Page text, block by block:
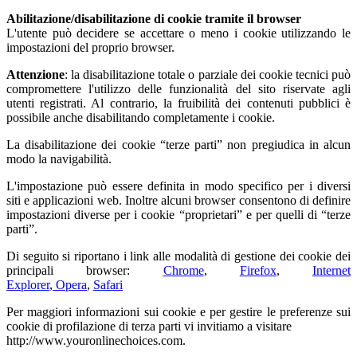
Abilitazione/disabilitazione di cookie tramite il browser
L'utente può decidere se accettare o meno i cookie utilizzando le
impostazioni del proprio browser.
Attenzione: la disabilitazione totale o parziale dei cookie tecnici può
compromettere l'utilizzo delle funzionalità del sito riservate agli
utenti registrati. Al contrario, la fruibilità dei contenuti pubblici è
possibile anche disabilitando completamente i cookie.
La disabilitazione dei cookie “terze parti” non pregiudica in alcun
modo la navigabilità.
L'impostazione può essere definita in modo specifico per i diversi
siti e applicazioni web. Inoltre alcuni browser consentono di definire
impostazioni diverse per i cookie “proprietari” e per quelli di “terze
parti”.
Di seguito si riportano i link alle modalità di gestione dei cookie dei
principali browser: Chrome, Firefox, Internet
Explorer, Opera, Safari
Per maggiori informazioni sui cookie e per gestire le preferenze sui
cookie di profilazione di terza parti vi invitiamo a visitare
http://www.youronlinechoices.com.